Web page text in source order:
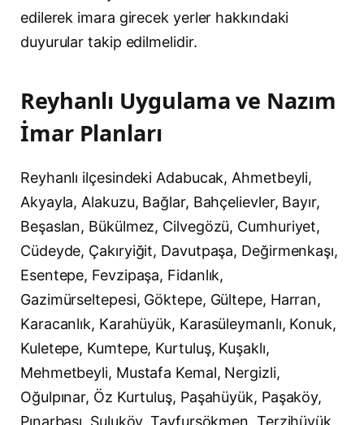
edilerek imara girecek yerler hakkındaki
duyurular takip edilmelidir.
Reyhanlı Uygulama ve Nazım
İmar Planları
Reyhanlı ilçesindeki Adabucak, Ahmetbeyli,
Akyayla, Alakuzu, Bağlar, Bahçelievler, Bayır,
Beşaslan, Bükülmez, Cilvegözü, Cumhuriyet,
Cüdeyde, Çakıryiğit, Davutpaşa, Değirmenkaşı,
Esentepe, Fevzipaşa, Fidanlık,
Gazimürseltepesi, Göktepe, Gültepe, Harran,
Karacanlık, Karahüyük, Karasüleymanlı, Konuk,
Kuletepe, Kumtepe, Kurtuluş, Kuşaklı,
Mehmetbeyli, Mustafa Kemal, Nergizli,
Oğulpınar, Öz Kurtuluş, Paşahüyük, Paşaköy,
Pınarbaşı, Suluköy, Tayfursökmen, Terzihüyük,